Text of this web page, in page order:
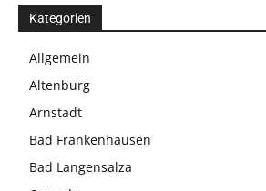
Kategorien
Allgemein
Altenburg
Arnstadt
Bad Frankenhausen
Bad Langensalza